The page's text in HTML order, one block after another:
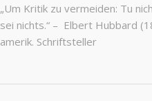
„Um Kritik zu vermeiden: Tu
sei nichts.“ – Elbert Hubbard
amerik. Schriftsteller